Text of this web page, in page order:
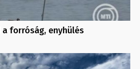
forróság, enyhülés